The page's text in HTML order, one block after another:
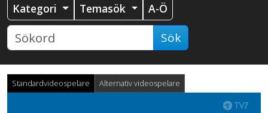
Kategori Temasök A-Ö
Sök
Standardvideospelare Alternativ videospelare